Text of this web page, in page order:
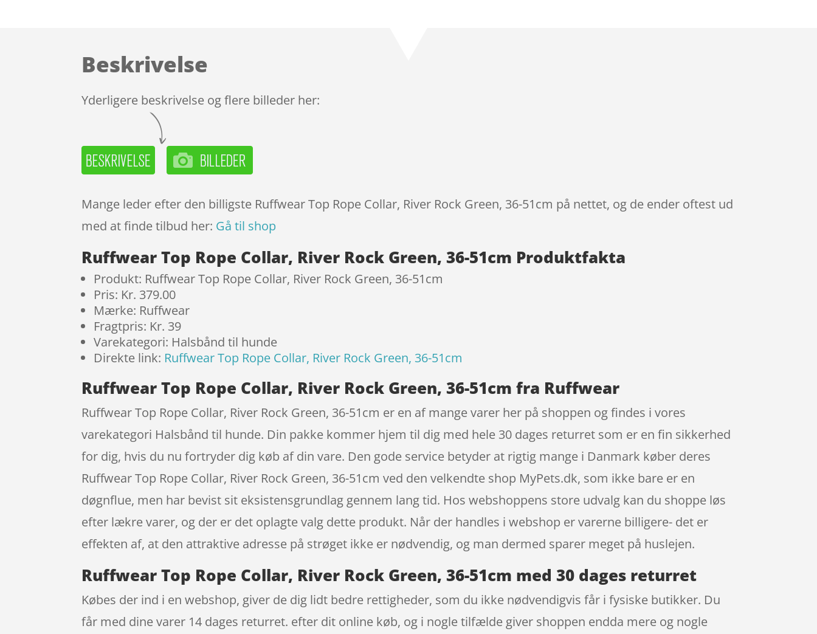
Beskrivelse
Yderligere beskrivelse og flere billeder her:
Mange leder efter den billigste Ruffwear Top Rope Collar, River Rock Green, 36-51cm på nettet, og de ender oftest ud
med at finde tilbud her: Gå til shop
Ruffwear Top Rope Collar, River Rock Green, 36-51cm Produktfakta
Produkt: Ruffwear Top Rope Collar, River Rock Green, 36-51cm
Pris: Kr. 379.00
Mærke: Ruffwear
Fragtpris: Kr. 39
Varekategori: Halsbånd til hunde
Direkte link: Ruffwear Top Rope Collar, River Rock Green, 36-51cm
Ruffwear Top Rope Collar, River Rock Green, 36-51cm fra Ruffwear
Ruffwear Top Rope Collar, River Rock Green, 36-51cm er en af mange varer her på shoppen og findes i vores
varekategori Halsbånd til hunde. Din pakke kommer hjem til dig med hele 30 dages returret som er en fin sikkerhed
for dig, hvis du nu fortryder dig køb af din vare. Den gode service betyder at rigtig mange i Danmark køber deres
Ruffwear Top Rope Collar, River Rock Green, 36-51cm ved den velkendte shop MyPets.dk, som ikke bare er en
døgnflue, men har bevist sit eksistensgrundlag gennem lang tid. Hos webshoppens store udvalg kan du shoppe løs
efter lækre varer, og der er det oplagte valg dette produkt. Når der handles i webshop er varerne billigere- det er
effekten af, at den attraktive adresse på strøget ikke er nødvendig, og man dermed sparer meget på huslejen.
Ruffwear Top Rope Collar, River Rock Green, 36-51cm med 30 dages returret
Købes der ind i en webshop, giver de dig lidt bedre rettigheder, som du ikke nødvendigvis får i fysiske butikker. Du
får med dine varer 14 dages returret. efter dit online køb, og i nogle tilfælde giver shoppen endda mere og nogle